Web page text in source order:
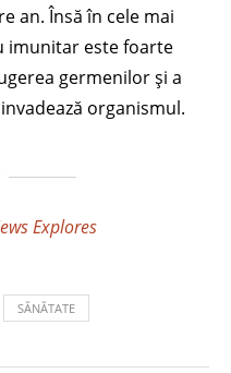
an. Însă în cele mai
imunitar este foarte
germenilor și a
organismul.
Explores
SĂNĂTATE